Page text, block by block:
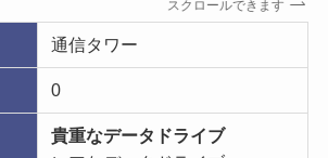
スクロールできます
通信タワー
0
貴重なデータドライブ